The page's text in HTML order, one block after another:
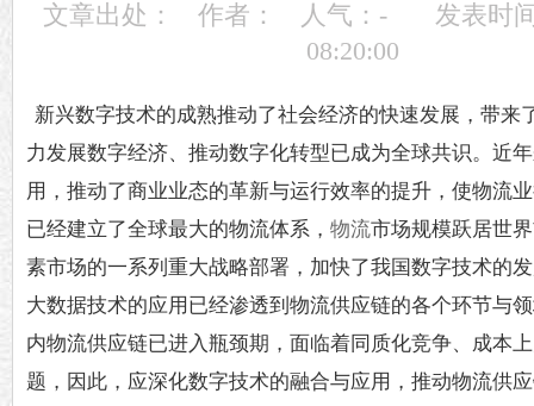
文章出处： 作者： 人气： -
发表时
08:20:00
新兴数字技术的成熟推动了社会经济的快速发展，带来
力发展数字经济、推动数字化转型已成为全球共识。近
用，推动了商业业态的革新与运行效率的提升，使物流
已经建立了全球最大的物流体系， 物流市场规模跃居世
素市场的一系列重大战略部署，加快了我国数字技术的
大数据技术的应用已经渗透到物流供应链的各个环节与
内物流供应链已进入瓶颈期，面临着同质化竞争、成本
题，因此，应深化数字技术的融合与应用，推动物流供